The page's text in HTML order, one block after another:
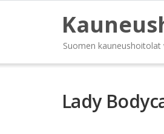
Suomen kauneushoitolat
Lady